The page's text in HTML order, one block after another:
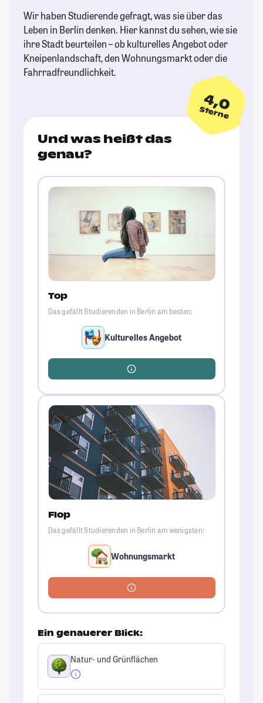
Wir haben Studierende gefragt, was sie über das
Leben in Berlin denken. Hier kannst du sehen, wie sie
ihre Stadt beurteilen – ob kulturelles Angebot oder
Kneipenlandschaft, den Wohnungsmarkt oder die
Fahrradfreundlichkeit.
4,0
Sterne
Und was heißt das
genau?
Top
Das gefällt Studierenden in Berlin am besten:
Kulturelles Angebot
Flop
Das gefällt Studierenden in Berlin am wenigsten:
Wohnungsmarkt
Ein genauerer Blick:
Natur- und Grünflächen